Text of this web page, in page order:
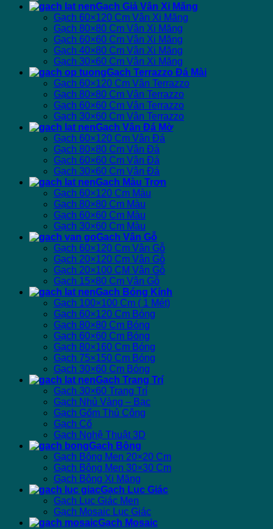
Gạch Giả Vân Xi Măng
Gạch 60×120 Cm Vân Xi Măng
Gạch 80×80 Cm Vân Xi Măng
Gạch 60×60 Cm Vân Xi Măng
Gạch 40×80 Cm Vân Xi Măng
Gạch 30×60 Cm Vân Xi Măng
Gạch Terrazzo Đá Mài
Gạch 60×120 Cm Vân Terrazzo
Gạch 80×80 Cm Vân Terrazzo
Gạch 60×60 Cm Vân Terrazzo
Gạch 30×60 Cm Vân Terrazzo
Gạch Vân Đá Mờ
Gạch 60×120 Cm Vân Đá
Gạch 80×80 Cm Vân Đá
Gạch 60×60 Cm Vân Đá
Gạch 30×60 Cm Vân Đá
Gạch Màu Trơn
Gạch 60×120 Cm Màu
Gạch 80×80 Cm Màu
Gạch 60×60 Cm Màu
Gạch 30×60 Cm Màu
Gạch Vân Gỗ
Gạch 60×120 Cm Vân Gỗ
Gạch 20×120 Cm Vân Gỗ
Gạch 20×100 CM Vân Gỗ
Gạch 15×80 Cm Vân Gỗ
Gạch Bóng Kính
Gạch 100×100 Cm ( 1 Mét)
Gạch 60×120 Cm Bóng
Gạch 80×80 Cm Bóng
Gạch 60×60 Cm Bóng
Gạch 80×160 Cm Bóng
Gạch 75×150 Cm Bóng
Gạch 30×60 Cm Bóng
Gạch Trang Trí
Gạch 30×60 Trang Trí
Gạch Nhủ Vàng – Bạc
Gạch Gốm Thủ Công
Gạch Cổ
Gạch Nghệ Thuật 3D
Gạch Bông
Gạch Bông Men 20×20 Cm
Gạch Bông Men 30×30 Cm
Gạch Bông Xi Măng
Gạch Lục Giác
Gạch Lục Giác Men
Gạch Mosaic Lục Giác
Gạch Mosaic